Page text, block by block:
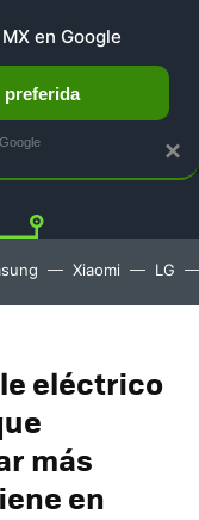
LIBRE
Xiaomi LG
eléctrico
más
en
×
en Google
preferida